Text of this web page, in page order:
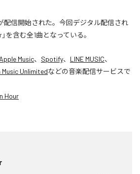
配信開始された。今回デジタル配信され
を含む全1曲となっている。
Apple Music、 Spotify、 LINE MUSIC、
Music Unlimitedなどの音楽配信サービスで
Hour